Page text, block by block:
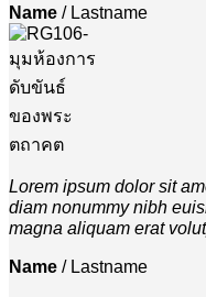
Name / Lastname
Lorem ipsum dolor sit
diam nonummy nibh
magna aliquam erat
Name / Lastname